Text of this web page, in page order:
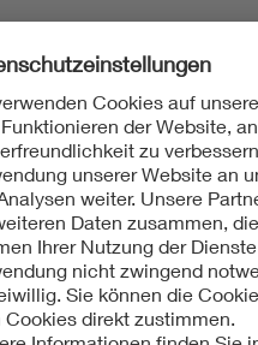
Mit unserem DKE
fassen wir die